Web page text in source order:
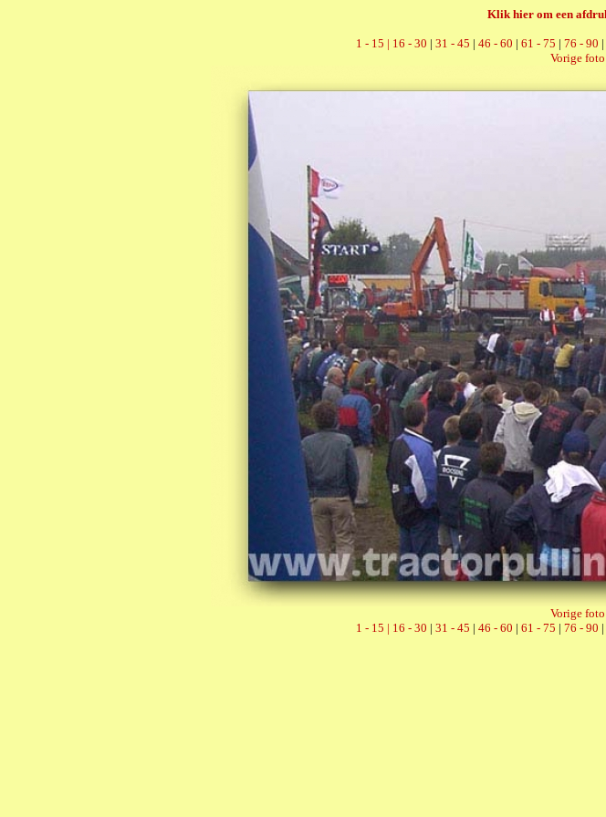
Klik hier om een
1 - 15 | 16 - 30 | 31 - 45 | 46 - 60 | 61 - 75 | 76 - 90 |
Vorige foto
Vorige foto
1 - 15 | 16 - 30 | 31 - 45 | 46 - 60 | 61 - 75 | 76 - 90 |